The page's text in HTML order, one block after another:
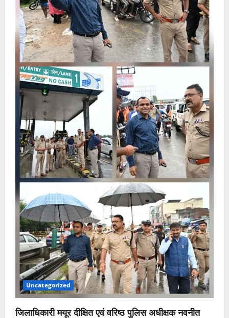
Uncategorized
जिलाधिकारी मयूर दीक्षित एवं वरिष्ठ पुलिस अधीक्षक नवनीत